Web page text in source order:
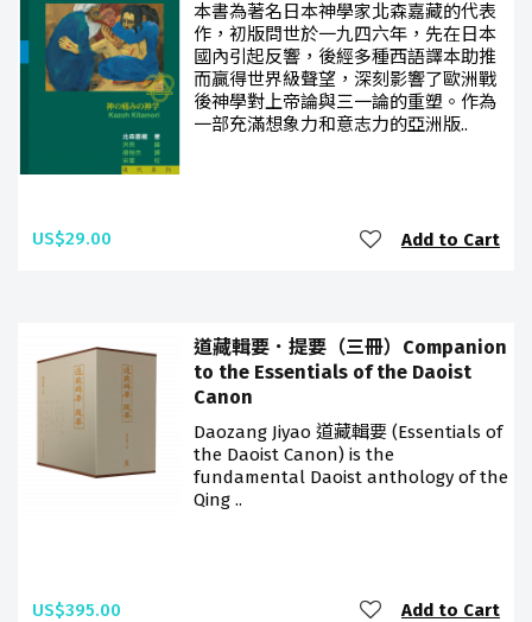
本書為著名日本神學家北森嘉藏的代表
作，初版問世於一九四六年，先在日本
國內引起反響，後經多種西語譯本助推
而贏得世界級聲望，深刻影響了歐洲戰
後神學對上帝論與三一論的重塑。作為
一部充滿想象力和意志力的亞洲版..
US$29.00 Add to Cart
道藏輯要．提要（三冊）Companion
to the Essentials of the Daoist
Canon
Daozang Jiyao 道藏輯要 (Essentials of
the Daoist Canon) is the
fundamental Daoist anthology of the
Qing ..
US$395.00 Add to Cart